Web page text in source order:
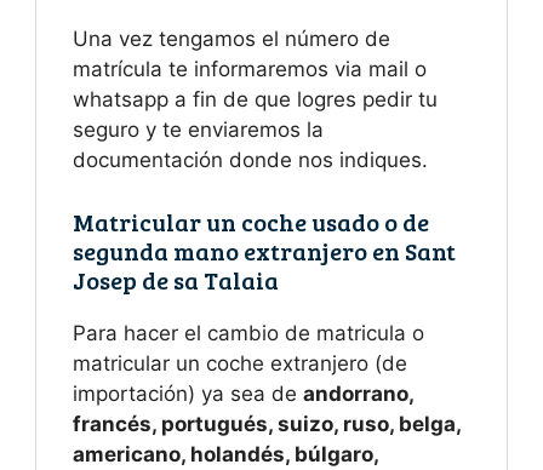
Una vez tengamos el número de
matrícula te informaremos via mail o
whatsapp a fin de que logres pedir tu
seguro y te enviaremos la
documentación donde nos indiques.
Matricular un coche usado o de
segunda mano extranjero en Sant
Josep de sa Talaia
Para hacer el cambio de matricula o
matricular un coche extranjero (de
importación) ya sea de andorrano,
francés, portugués, suizo, ruso, belga,
americano, holandés, búlgaro,